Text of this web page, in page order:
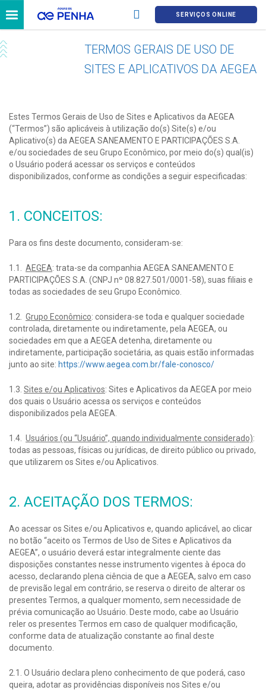
SERVIÇOS ONLINE
TERMOS GERAIS DE USO DE
SITES E APLICATIVOS DA AEGEA
Estes Termos Gerais de Uso de Sites e Aplicativos da AEGEA
(“Termos”) são aplicáveis à utilização do(s) Site(s) e/ou
Aplicativo(s) da AEGEA SANEAMENTO E PARTICIPAÇÕES S.A.
e/ou sociedades de seu Grupo Econômico, por meio do(s) qual(is)
o Usuário poderá acessar os serviços e conteúdos
disponibilizados, conforme as condições a seguir especificadas:
1. CONCEITOS:
Para os fins deste documento, consideram-se:
1.1. AEGEA: trata-se da companhia AEGEA SANEAMENTO E
PARTICIPAÇÕES S.A. (CNPJ nº 08.827.501/0001-58), suas filiais e
todas as sociedades de seu Grupo Econômico.
1.2. Grupo Econômico: considera-se toda e qualquer sociedade
controlada, diretamente ou indiretamente, pela AEGEA, ou
sociedades em que a AEGEA detenha, diretamente ou
indiretamente, participação societária, as quais estão informadas
junto ao site: https://www.aegea.com.br/fale-conosco/
1.3. Sites e/ou Aplicativos: Sites e Aplicativos da AEGEA por meio
dos quais o Usuário acessa os serviços e conteúdos
disponibilizados pela AEGEA.
1.4. Usuários (ou “Usuário”, quando individualmente considerado):
todas as pessoas, físicas ou jurídicas, de direito público ou privado,
que utilizarem os Sites e/ou Aplicativos.
2. ACEITAÇÃO DOS TERMOS:
Ao acessar os Sites e/ou Aplicativos e, quando aplicável, ao clicar
no botão “aceito os Termos de Uso de Sites e Aplicativos da
AEGEA”, o usuário deverá estar integralmente ciente das
disposições constantes nesse instrumento vigentes à época do
acesso, declarando plena ciência de que a AEGEA, salvo em caso
de previsão legal em contrário, se reserva o direito de alterar os
presentes Termos, a qualquer momento, sem necessidade de
prévia comunicação ao Usuário. Deste modo, cabe ao Usuário
reler os presentes Termos em caso de qualquer modificação,
conforme data de atualização constante ao final deste
documento.
2.1. O Usuário declara pleno conhecimento de que poderá, caso
queira, adotar as providências disponíveis nos Sites e/ou